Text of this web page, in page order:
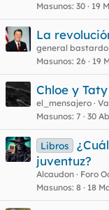
Masunos 30 19
La
general bastardo
Masunos 26 19
Chloe y
el_mensajero
Masunos 7 30
Libros
juventuz?
Alcaudon
Foro
Masunos 8 18